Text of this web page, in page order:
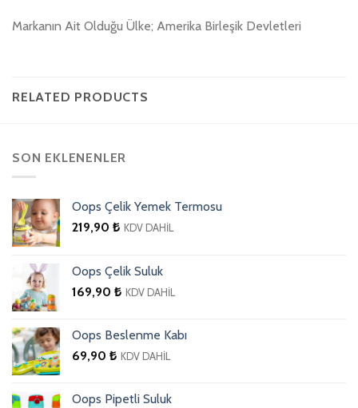
Markanın Ait Olduğu Ülke; Amerika Birleşik Devletleri
RELATED PRODUCTS
SON EKLENENLER
Oops Çelik Yemek Termosu
219,90 ₺ KDV DAHİL
Oops Çelik Suluk
169,90 ₺ KDV DAHİL
Oops Beslenme Kabı
69,90 ₺ KDV DAHİL
Oops Pipetli Suluk